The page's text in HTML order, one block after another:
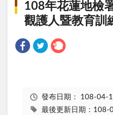
108年花蓮地檢
觀護人暨教育訓
發布日期： 108-04-
最後更新日期：108-